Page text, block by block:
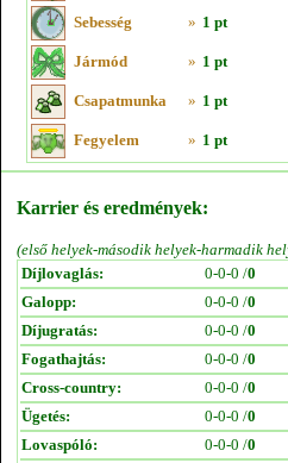
Sebesség » 1 pt
Jármód » 1 pt
Csapatmunka » 1 pt
Fegyelem » 1 pt
Karrier és eredmények:
(első helyek-második helyek-harmadik
Díjlovaglás:
0-0-0 /0
Galopp:
0-0-0 /0
Díjugratás:
0-0-0 /0
Fogathajtás:
0-0-0 /0
Cross-country:
0-0-0 /0
Ügetés:
0-0-0 /0
Lovaspóló:
0-0-0 /0